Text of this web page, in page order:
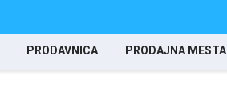
PRODAVNICA PRODAJNA MESTA